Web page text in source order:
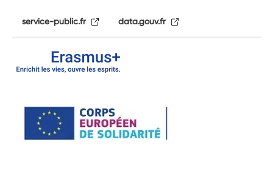
service-public.fr data.gouv.fr